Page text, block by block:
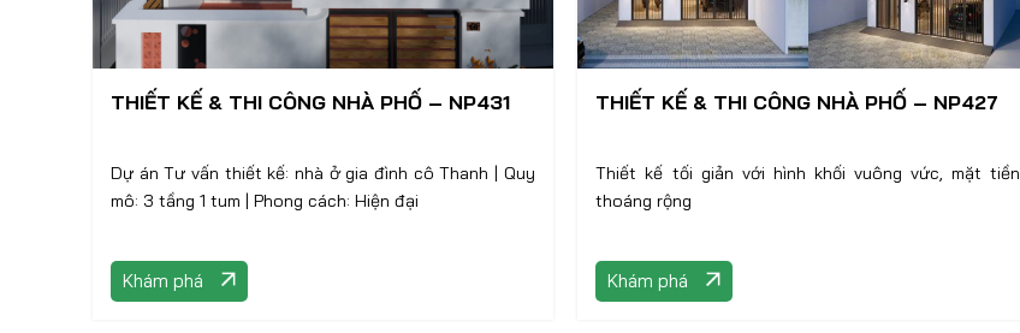
THIẾT KẾ & THI CÔNG NHÀ PHỐ – NP431
Dự án Tư vấn thiết kế: nhà ở gia đình cô Thanh | Quy
mô: 3 tầng 1 tum | Phong cách: Hiện đại
Khám phá
THIẾT KẾ & THI CÔNG NHÀ PHỐ – NP427
Thiết kế tối giản với hình khối vuông vức, mặt tiền
thoáng rộng
Khám phá